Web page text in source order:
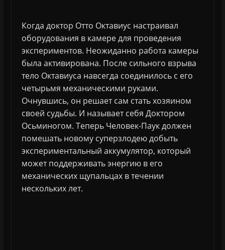
Когда доктор Отто Октавиус настраивал
оборудования в камере для проведения
экспериментов. Неожиданно работа камеры
была активирована. После сильного взрыва
тело Октавиуса навсегда соединилось с его
четырьмя механическими руками.
Очнувшись, он решает сам стать хозяином
своей судьбы. И называет себя Доктором
Осьминогом. Теперь Человек-Паук должен
помешать новому суперзлодею добыть
экспериментальный аккумулятор, который
может поддерживать энергию в его
механических щупальцах в течении
нескольких лет.